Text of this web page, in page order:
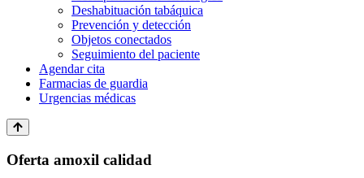
Deshabituación tabáquica
Prevención y detección
Objetos conectados
Seguimiento del paciente
Agendar cita
Farmacias de guardia
Urgencias médicas
Oferta amoxil calidad